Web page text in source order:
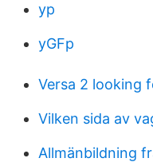
yp
yGFp
Versa 2 looking
Vilken sida av
Allmänbildning